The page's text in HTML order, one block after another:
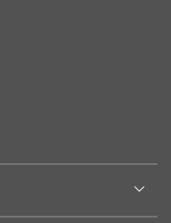
2× micro-HDMI
2160p (60
режиме двух
2.0, 2× USB 3.0